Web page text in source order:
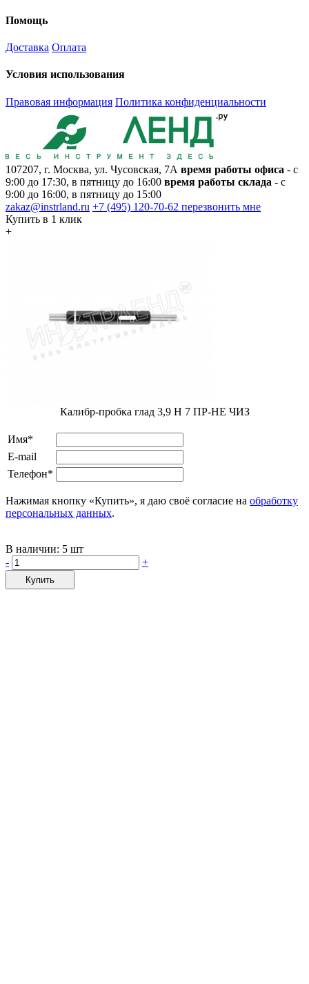
Помощь
Доставка Оплата
Условия использования
Правовая информация Политика конфиденциальности
107207, г. Москва, ул. Чусовская, 7А время работы офиса - с
9:00 до 17:30, в пятницу до 16:00 время работы склада - с
9:00 до 16:00, в пятницу до 15:00
zakaz@instrland.ru +7 (495) 120-70-62 перезвонить мне
Купить в 1 клик
+
Калибр-пробка глад 3,9 H 7 ПР-НЕ ЧИЗ
Имя*
E-mail
Телефон*
Нажимая кнопку «Купить», я даю своё согласие на обработку
персональных данных.
В наличии: 5 шт
-
+
Купить